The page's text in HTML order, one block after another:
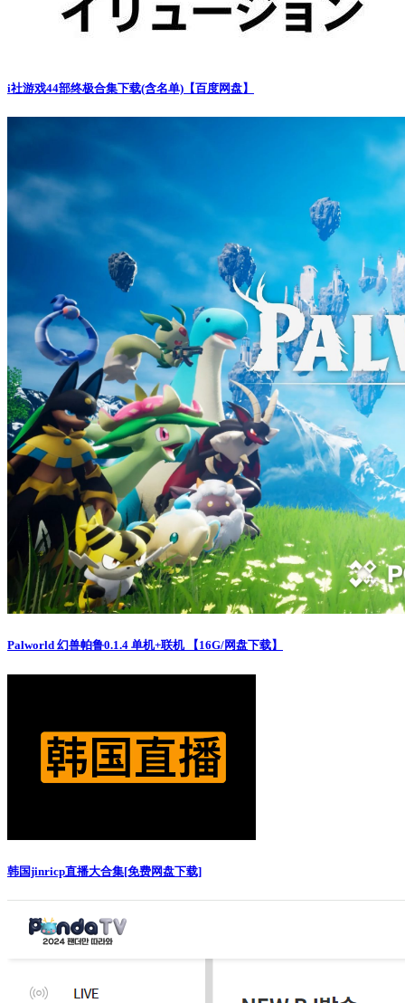
i社游戏44部终极合集下载(含名单)【百度网盘】
Palworld 幻兽帕鲁0.1.4 单机+联机 【16G/网盘下载】
韩国jinricp直播大合集[免费网盘下载]